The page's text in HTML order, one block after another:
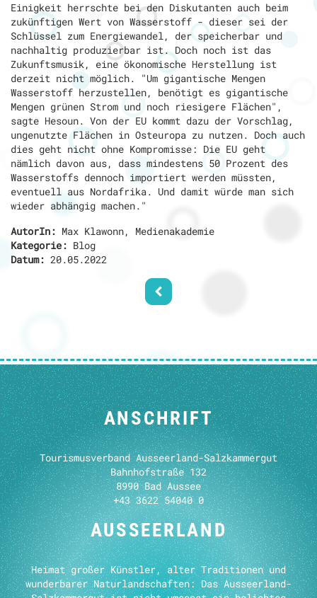
Einigkeit herrschte bei den Diskutanten auch beim
zukünftigen Wert von Wasserstoff - dieser sei der
Schlüssel zum Energiewandel, der speicherbar und
nachhaltig produzierbar ist. Doch noch ist das
Zukunftsmusik, eine ökonomische Herstellung ist
derzeit nicht möglich. "Um gigantische Mengen
Wasserstoff herzustellen, benötigt es gigantische
Mengen grünen Strom und noch riesigere Flächen",
sagte Hesoun. Von der EU kommt dazu der Vorschlag,
ungenutzte Flächen in Osteuropa zu nutzen. Doch auch
dies geht nicht ohne Kompromisse: Die EU geht
nämlich davon aus, dass mindestens 50 Prozent des
Wasserstoffs dennoch importiert werden müssten,
eventuell aus Nordafrika. Und damit würde man sich
wieder abhängig machen."
AutorIn: Max Klawonn, Medienakademie
Kategorie: Blog
Datum: 20.05.2022
ANSCHRIFT
Tourismusverband Ausseerland-Salzkammergut
Bahnhofstraße 132
8990 Bad Aussee
+43 3622 54040 0
AUSSEERLAND
Heimat großer Künstler, alter Traditionen und
wunderbarer Naturlandschaften: Das Ausseerland-